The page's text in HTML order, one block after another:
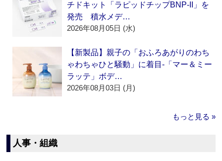
チドキット「ラピッドチップBNP-II」を
発売 積水メデ…
2026年08月05日 (水)
【新製品】親子の「おふろあがりのわち
ゃわちゃひと騒動」に着目‐「マー＆ミー
ラッテ」ボデ…
2026年08月03日 (月)
もっと見る »
人事・組織